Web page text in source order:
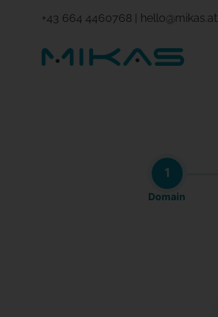
+43 664 4460768| hello@mikas.at
1
Domain